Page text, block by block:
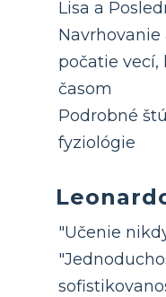
Lisa a
Navrhovanie
počatie vecí,
časom
Podrobné
fyziológie
"Učenie